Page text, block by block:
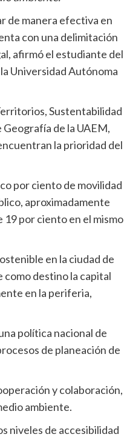
de manera efectiva en
con una delimitación
afirmó el estudiante del
Universidad Autónoma
Sustentabilidad
de la UAEM,
la prioridad del
por ciento de movilidad
aproximadamente
por ciento en el mismo
en la ciudad de
como destino la capital
en la periferia,
política nacional de
de planeación de
y colaboración,
ambiente.
niveles de accesibilidad